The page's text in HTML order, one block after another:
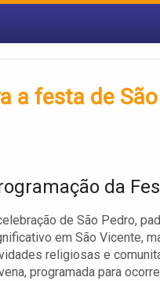
a festa de
da
de São Pedro,
em São Vicente,
religiosas e
programada para